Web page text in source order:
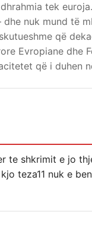
tek
nuk mund të
që
Evropiane dhe
që i duhen
te shkrimit e jo
teza11 nuk e